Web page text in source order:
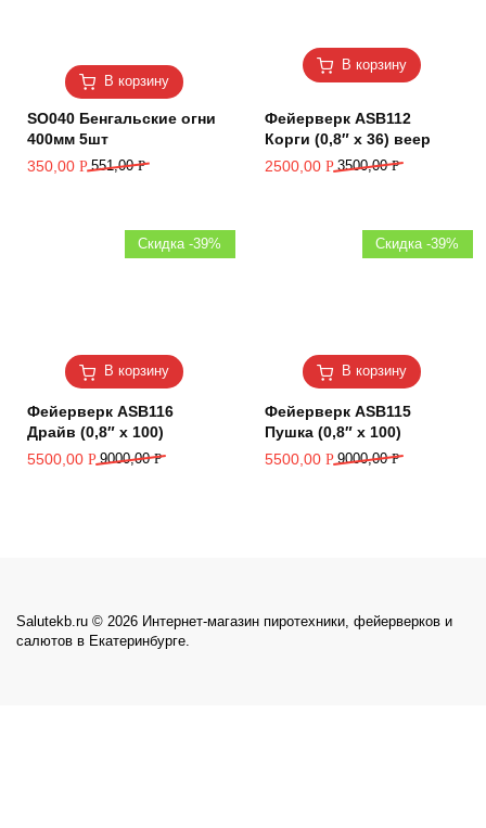
В корзину
SO040 Бенгальские огни
400мм 5шт
551,00Р
350,00 Р
В корзину
Фейерверк ASB112
Корги (0,8″ х 36) веер
3500,00Р
2500,00 Р
В корзину
Скидка -39%
Фейерверк ASB116
Драйв (0,8″ х 100)
9000,00Р
5500,00 Р
В корзину
Скидка -39%
Фейерверк ASB115
Пушка (0,8″ х 100)
9000,00Р
5500,00 Р
Salutekb.ru © 2026 Интернет-магазин пиротехники, фейерверков и
салютов в Екатеринбурге.